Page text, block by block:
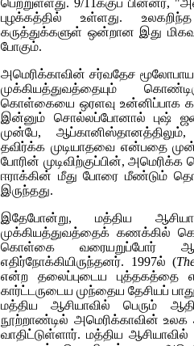
பெற்றுள்ளது. 9/11க்குப் பின்னர்,
புழக்கத்தில் உள்ளது.
கருத்துக்களுள் ஒன்றான இது
போகும்.
அமெரிக்காவின் சர்வதேச
முக்கியத்துவத்தையும்
கொள்கையை ஒரளவு உன்னிப்பாக
இன்னும் சொல்லப்போனால் புஷ்
முன்பே, ஆப்கானிஸ்தானத்திலும்,
தவிர்க்க முடியாதவை என்பதை
போரின் முடிவிற்குப்பின்,
ஈராக்கின் மீது போரை மீண்டும்
இருந்தது.
இதேபோன்று, மத்திய
முக்கியத்துவத்தைக் கணக்கில்
கொள்கை வரையறுப்போர்
எதிர்நோக்கியிருந்தனர். 1997ல் (
என்ற தலைப்புடைய புத்தகத்தை
கார்ட்டருடைய முந்தைய தேசியப்
மத்திய ஆசியாவில் பெரும்
நூற்றாண்டில் அமெரிக்காவின்
வாதிட்டுள்ளார். மத்திய